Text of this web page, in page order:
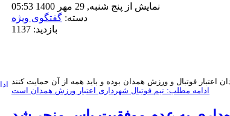
نمایش از پنج شنبه, 29 مهر 1400 05:53
دسته: گفتگوی ویژه
بازدید: 1137
ادامه مطلب: تیم فوتبال شهرداری اعتبار ورزش همدان است